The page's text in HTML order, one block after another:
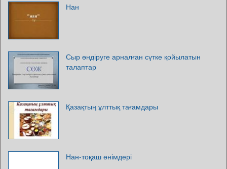
Нан
Сыр өндіруге арналған сүтке қойылатын
талаптар
Қазақтың ұлттық тағамдары
Нан-тоқаш өнімдері